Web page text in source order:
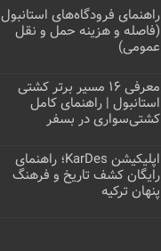
راهنمای فرودگاه‌های استانبول
(فاصله و هزینه حمل و نقل
عمومی)
معرفی ۱۶ مسیر برتر کشتی
استانبول | راهنمای کامل
کشتی‌سواری در بسفر
اپلیکیشن KarDes؛ راهنمای
رایگان کشف تاریخ و فرهنگ
پنهان ترکیه